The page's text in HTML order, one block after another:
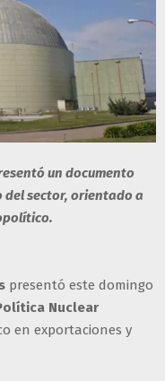
un documento
sector, orientado a
presentó este domingo
Nuclear
en exportaciones y